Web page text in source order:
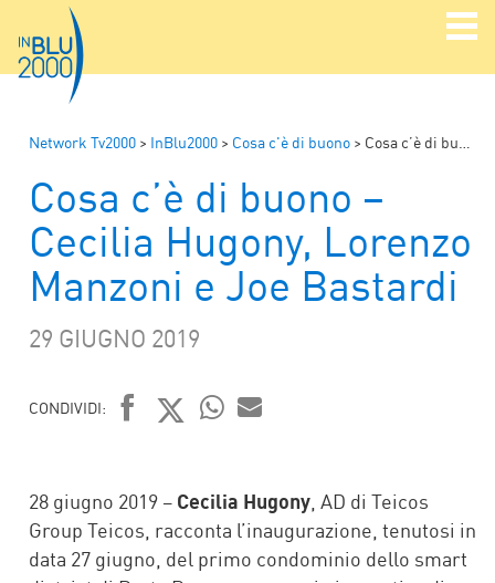
Network Tv2000 > InBlu2000 > Cosa c'è di buono > Cosa c’è di buono – Cecilia Hugony, Lorenzo Manzoni e Joe Bastardi
Cosa c’è di buono –
Cecilia Hugony, Lorenzo
Manzoni e Joe Bastardi
29 GIUGNO 2019
CONDIVIDI:
28 giugno 2019 – Cecilia Hugony , AD di Teicos
Group Teicos, racconta l’inaugurazione, tenutosi in
data 27 giugno, del primo condominio dello smart